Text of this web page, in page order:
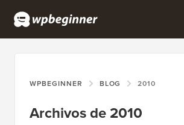
WPBEGINNER BLOG 2010
Archivos de 2010